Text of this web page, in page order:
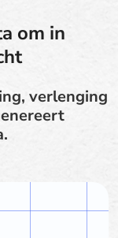
om in
verlenging